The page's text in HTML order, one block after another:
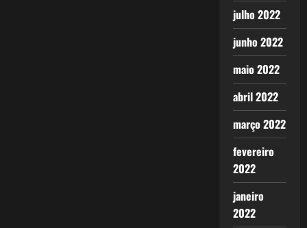
julho 2022
junho 2022
maio 2022
abril 2022
março 2022
fevereiro
2022
janeiro
2022